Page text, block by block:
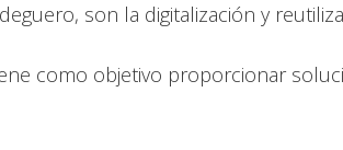
son la digitalización y
como objetivo proporcionar